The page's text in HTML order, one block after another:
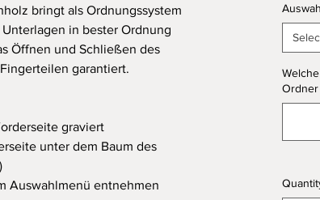
bringt als Ordnungssystem
in bester Ordnung
Öffnen und Schließen des
garantiert.
graviert
unter dem Baum des
Auswahlmenü entnehmen